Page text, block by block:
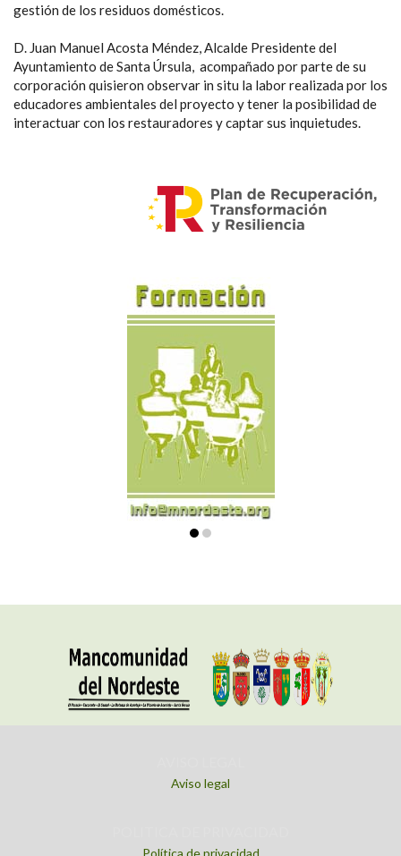
gestión de los residuos domésticos.
D. Juan Manuel Acosta Méndez, Alcalde Presidente del
Ayuntamiento de Santa Úrsula, acompañado por parte de su
corporación quisieron observar in situ la labor realizada por los
educadores ambientales del proyecto y tener la posibilidad de
interactuar con los restauradores y captar sus inquietudes.
Aviso legal
Política de privacidad